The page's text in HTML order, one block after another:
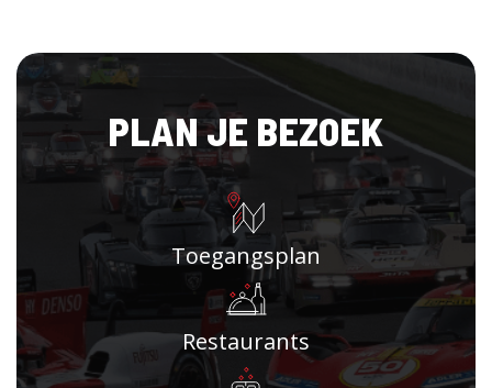
PLAN JE BEZOEK
Toegangsplan
Restaurants